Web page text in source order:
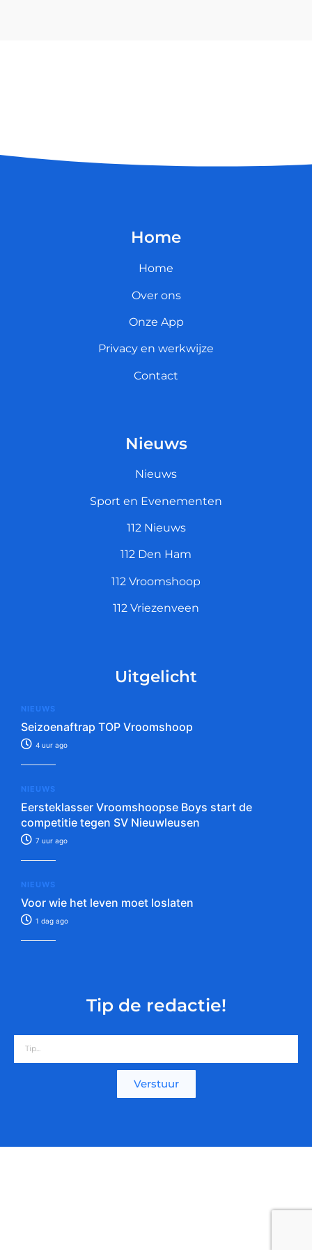
Home
Home
Over ons
Onze App
Privacy en werkwijze
Contact
Nieuws
Nieuws
Sport en Evenementen
112 Nieuws
112 Den Ham
112 Vroomshoop
112 Vriezenveen
Uitgelicht
NIEUWS
Seizoenaftrap TOP Vroomshoop
4 uur ago
NIEUWS
Eersteklasser Vroomshoopse Boys start de
competitie tegen SV Nieuwleusen
7 uur ago
NIEUWS
Voor wie het leven moet loslaten
1 dag ago
Tip de redactie!
Verstuur